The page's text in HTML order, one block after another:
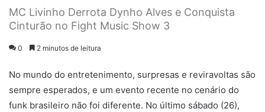
MC Livinho Derrota Dynho Alves e Conquista
Cinturão no Fight Music Show 3
0 2 minutos de leitura
No mundo do entretenimento, surpresas e reviravoltas são
sempre esperados, e um evento recente no cenário do
funk brasileiro não foi diferente. No último sábado (26),